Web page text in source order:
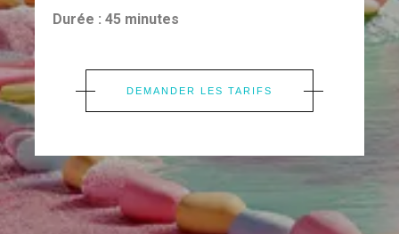
Durée : 45 minutes
DEMANDER LES TARIFS